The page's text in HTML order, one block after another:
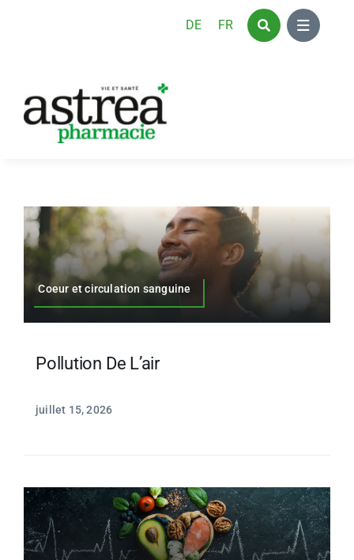
DE FR
Coeur et circulation sanguine
Pollution De L’air
juillet 15, 2026